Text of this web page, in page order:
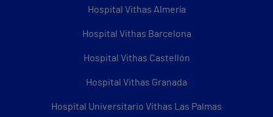
Hospital Vithas Almería
Hospital Vithas Barcelona
Hospital Vithas Castellón
Hospital Vithas Granada
Hospital Universitario Vithas Las Palmas